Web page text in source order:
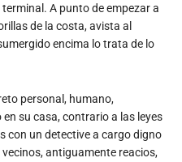
A punto de empezar a
de la costa, avista al
encima lo trata de lo
personal, humano,
su casa, contrario a las leyes
con un detective a cargo digno
antiguamente reacios,